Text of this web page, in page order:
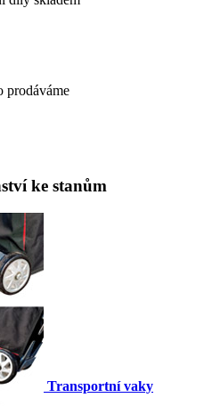
prodáváme
ke stanům
Transportní vaky